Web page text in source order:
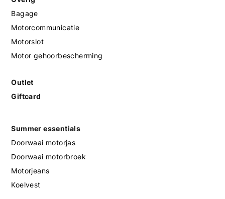
Bagage
Motorcommunicatie
Motorslot
Motor gehoorbescherming
Outlet
Giftcard
Summer essentials
Doorwaai motorjas
Doorwaai motorbroek
Motorjeans
Koelvest